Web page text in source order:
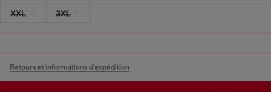
XXL
3XL
Retours et informations d'expédition